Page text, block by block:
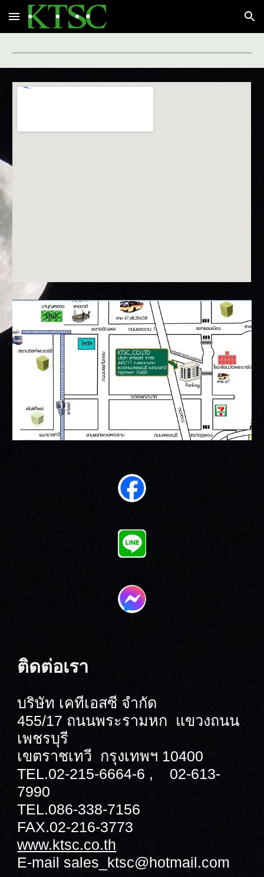
Skip to main content Skip to navigation
ติดต่อเรา
บริษัท เคทีเอสซี จำกัด
455/17 ถนนพระรามหก แขวงถนน
เพชรบุรี
เขตราชเทวี กรุงเทพฯ 10400
TEL.02-215-6664-6 , 02-613-
7990
TEL.086-338-7156
FAX.02-216-3773
www.ktsc.co.th
E-mail sales_ktsc@hotmail.com